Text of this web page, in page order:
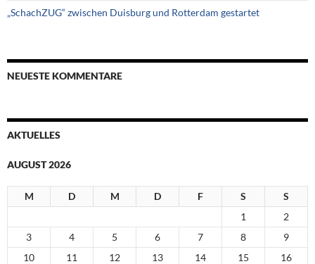
„SchachZUG“ zwischen Duisburg und Rotterdam gestartet
NEUESTE KOMMENTARE
AKTUELLES
AUGUST 2026
M D M D F S
S
1
2
3
4 5 6 7 8
9
10
11 12 13 14 15
16